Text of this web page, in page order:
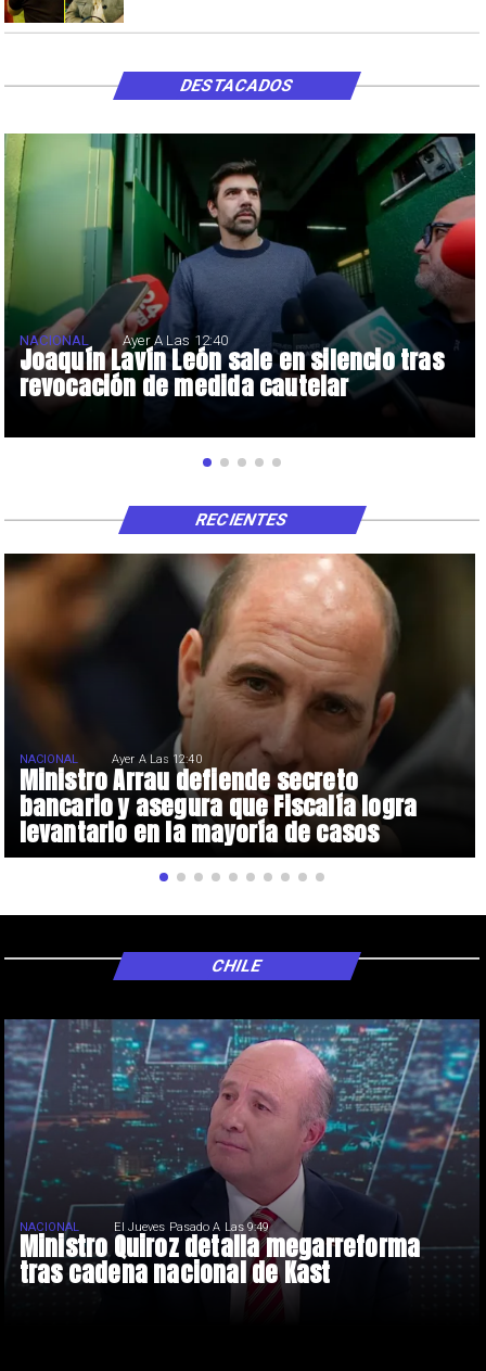
Joaquín Lavín León sale en silencio tras
revocación de medida cautelar
NACIONAL Ayer A Las 12:40
DESTACADOS
Ministro Arrau defiende secreto
bancario y asegura que Fiscalía logra
levantarlo en la mayoría de casos
NACIONAL Ayer A Las 12:40
RECIENTES
Ministro Quiroz detalla megarreforma
tras cadena nacional de Kast
NACIONAL El Jueves Pasado A Las 9:49
CHILE